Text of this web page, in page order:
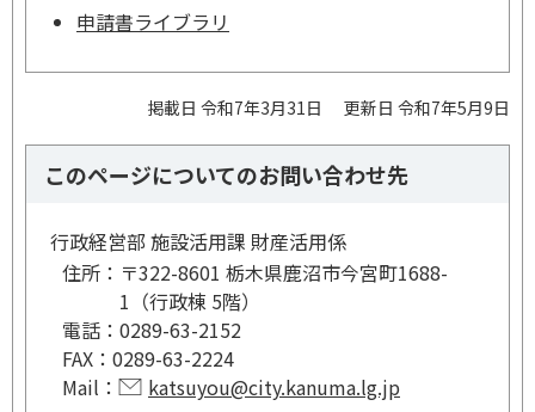
申請書ライブラリ
掲載日 令和7年3月31日 更新日 令和7年5月9日
このページについてのお問い合わせ先
行政経営部 施設活用課 財産活用係
住所： 〒322-8601 栃木県鹿沼市今宮町1688-
1（行政棟 5階）
電話： 0289-63-2152
FAX： 0289-63-2224
Mail：
katsuyou@city.kanuma.lg.jp